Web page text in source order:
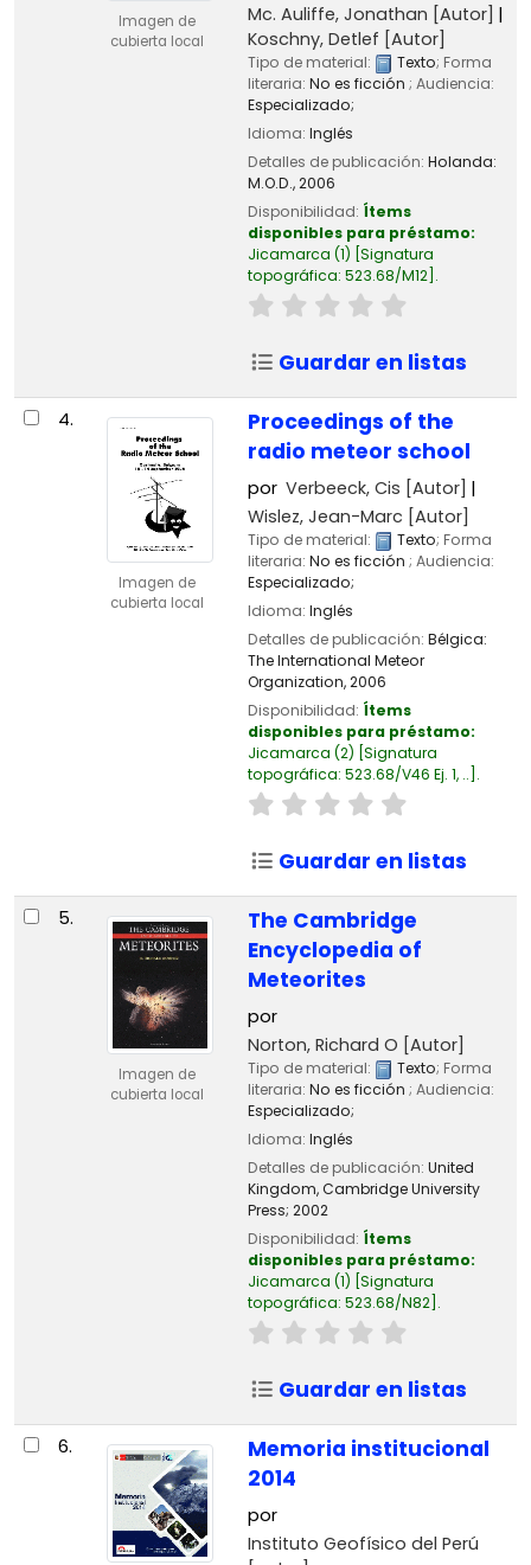
Imagen de
cubierta local
Mc. Auliffe, Jonathan [Autor]
Koschny, Detlef [Autor]
Tipo de material: Texto; Forma
literaria: No es ficción ; Audiencia:
Especializado;
Idioma: Inglés
Detalles de publicación: Holanda:
M.O.D.,2006
Disponibilidad: Ítems
disponibles para préstamo:
Jicamarca (1) Signatura
topográfica: 523.68/M12 .
Guardar en listas
4.
Imagen de
cubierta local
Proceedings of the
radio meteor school
por Verbeeck, Cis [Autor]
Wislez, Jean-Marc [Autor]
Tipo de material: Texto; Forma
literaria: No es ficción ; Audiencia:
Especializado;
Idioma: Inglés
Detalles de publicación: Bélgica:
The International Meteor
Organization,2006
Disponibilidad: Ítems
disponibles para préstamo:
Jicamarca (2) Signatura
topográfica: 523.68/V46 Ej. 1, .. .
Guardar en listas
5.
Imagen de
cubierta local
The Cambridge
Encyclopedia of
Meteorites
por
Norton, Richard O [Autor]
Tipo de material: Texto; Forma
literaria: No es ficción ; Audiencia:
Especializado;
Idioma: Inglés
Detalles de publicación: United
Kingdom,Cambridge University
Press; 2002
Disponibilidad: Ítems
disponibles para préstamo:
Jicamarca (1) Signatura
topográfica: 523.68/N82 .
Guardar en listas
6.
Memoria institucional
2014
por
Instituto Geofísico del Perú